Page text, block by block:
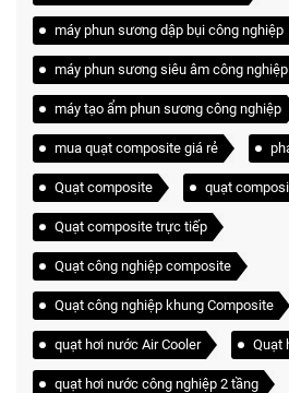
máy phun sương dập bụi công nghiệp
máy phun sương siêu âm công nghiệp
máy tạo ẩm phun sương công nghiệp
mua quạt composite giá rẻ
Quạt composite quạt
Quạt composite trực tiếp
Quạt công nghiệp composite
Quạt công nghiệp khung Composite
quạt hơi nước Air Cooler Quạt
quạt hơi nước công nghiệp 2 tầng